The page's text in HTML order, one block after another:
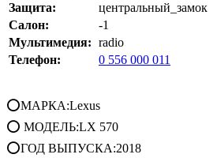
Защита:
центральный_замок
Салон:
-1
Мультимедия: radio
Телефон:
0 556 000 011
⭕МАРКА:Lexus
⭕ МОДЕЛЬ:LX 570
⭕ГОД ВЫПУСКА:2018